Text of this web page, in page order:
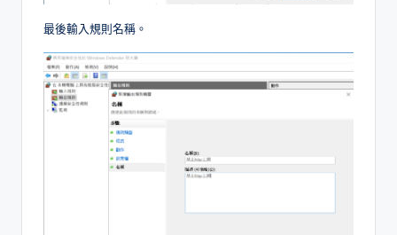
最後輸入規則名稱。